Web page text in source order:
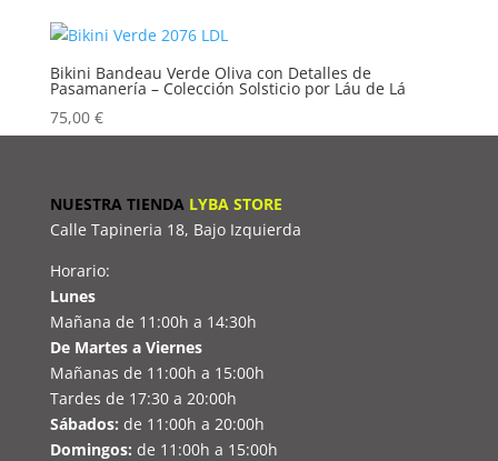
Bikini Bandeau Verde Oliva con Detalles de
Pasamanería – Colección Solsticio por Láu de Lá
75,00 €
NUESTRA TIENDA LYBA STORE
Calle Tapineria 18, Bajo Izquierda
Horario:
Lunes
Mañana de 11:00h a 14:30h
De Martes a Viernes
Mañanas de 11:00h a 15:00h
Tardes de 17:30 a 20:00h
Sábados: de 11:00h a 20:00h
Domingos: de 11:00h a 15:00h